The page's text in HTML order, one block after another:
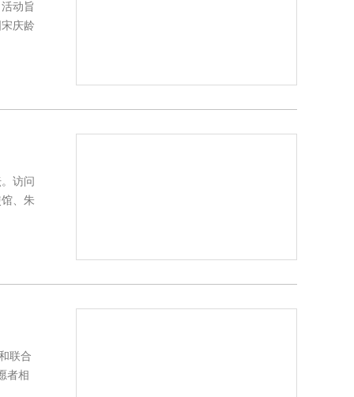
动旨
庆龄
访问
、朱
联合
者相